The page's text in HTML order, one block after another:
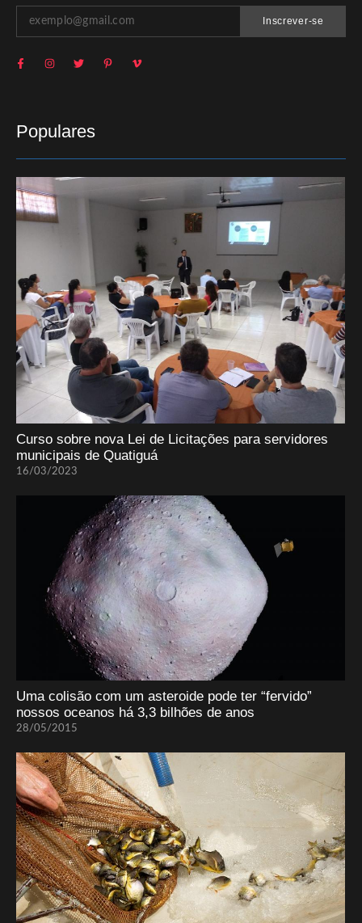
Inscrever-se
Populares
Curso sobre nova Lei de Licitações para servidores
municipais de Quatiguá
16/03/2023
Uma colisão com um asteroide pode ter “fervido”
nossos oceanos há 3,3 bilhões de anos
28/05/2015